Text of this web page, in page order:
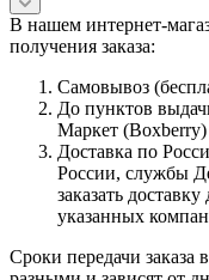
В нашем интернет-
получения заказа:
Самовывоз
До пунктов
Маркет (Boxberry)
Доставка по
России, службы
заказать
указанных
Сроки передачи заказа